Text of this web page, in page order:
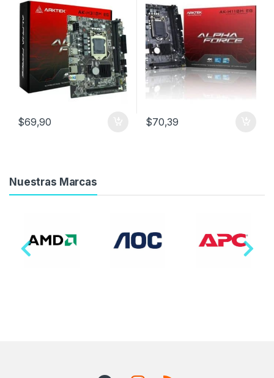
$69,90 $70,39
Nuestras Marcas